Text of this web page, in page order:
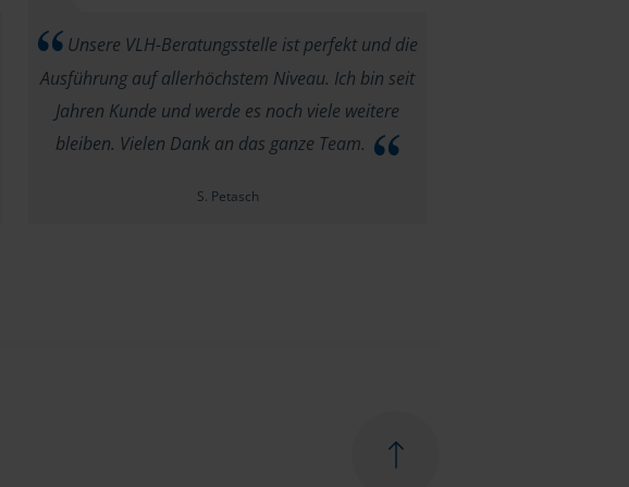
Unsere VLH-Beratungsstelle ist perfekt und die
Ausführung auf allerhöchstem Niveau. Ich bin seit
Jahren Kunde und werde es noch viele weitere
bleiben. Vielen Dank an das ganze Team.
S. Petasch